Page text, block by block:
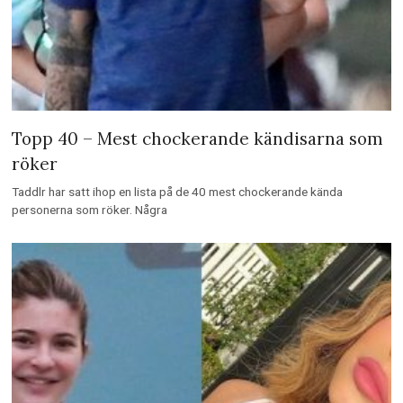
Topp 40 – Mest chockerande kändisarna som
röker
Taddlr har satt ihop en lista på de 40 mest chockerande kända
personerna som röker. Några